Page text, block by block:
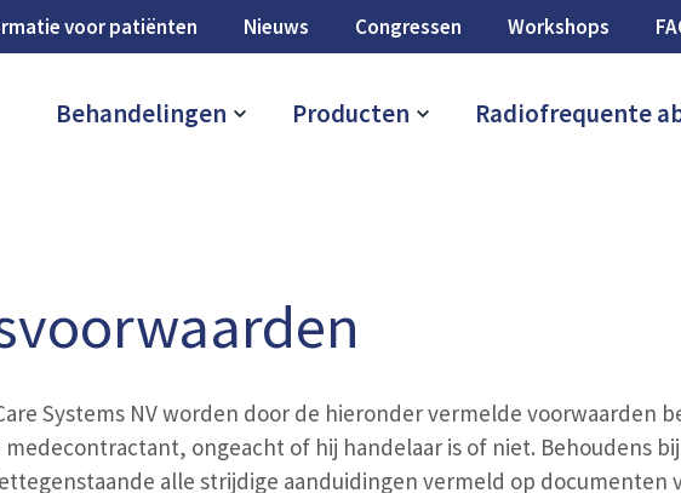
voor patiënten Nieuws Congressen Workshops
Behandelingen Producten Radiofrequente
Systems NV worden door de hieronder vermelde voorwaarden
ongeacht of hij handelaar is of niet. Behoudens
alle strijdige aanduidingen vermeld op documenten